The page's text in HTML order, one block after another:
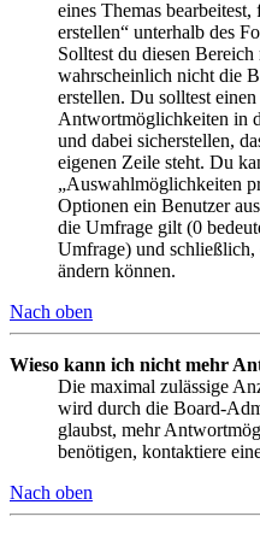
eines Themas
erstellen“ unterhalb des
Solltest du diesen
wahrscheinlich nicht die
erstellen. Du solltest
Antwortmöglichkeiten in
und dabei sicherstellen,
eigenen Zeile steht. Du
„Auswahlmöglichkeiten
Optionen ein Benutzer
die Umfrage gilt (0
Umfrage) und
ändern können.
Nach oben
Wieso kann ich nicht mehr
Die maximal zulässige
wird durch die Board-
glaubst, mehr
benötigen, kontaktiere
Nach oben